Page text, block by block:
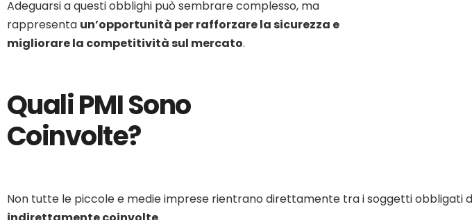
Adeguarsi a questi obblighi può sembrare complesso, ma
rappresenta un’opportunità per rafforzare la sicurezza e
migliorare la competitività sul mercato.
Quali PMI Sono
Coinvolte?
Non tutte le piccole e medie imprese rientrano direttamente tra i soggetti obbligati